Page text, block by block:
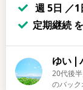
週 5日 ／
定期継続
ゆい❘
20代後
のバック